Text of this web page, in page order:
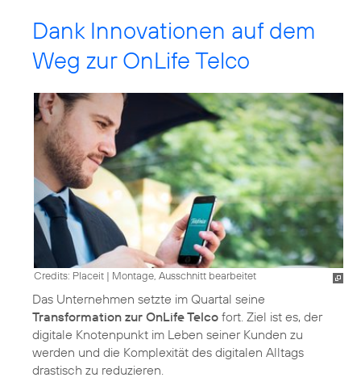
Dank Innovationen auf dem
Weg zur OnLife Telco
Credits: Placeit | Montage, Ausschnitt bearbeitet
Das Unternehmen setzte im Quartal seine
Transformation zur OnLife Telco fort. Ziel ist es, der
digitale Knotenpunkt im Leben seiner Kunden zu
werden und die Komplexität des digitalen Alltags
drastisch zu reduzieren.